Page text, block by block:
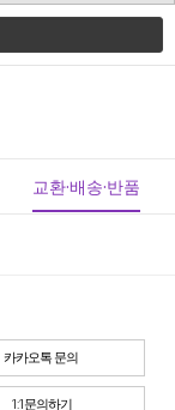
교환·배송·반품
카카오톡 문의
1:1문의하기